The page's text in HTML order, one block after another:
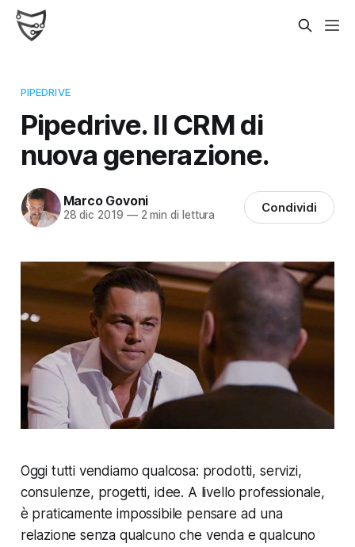
PIPEDRIVE
Pipedrive. Il CRM di
nuova generazione.
Marco Govoni
28 dic 2019 —2 min di lettura Condividi
Oggi tutti vendiamo qualcosa: prodotti, servizi,
consulenze, progetti, idee. A livello professionale,
è praticamente impossibile pensare ad una
relazione senza qualcuno che vendae qualcuno